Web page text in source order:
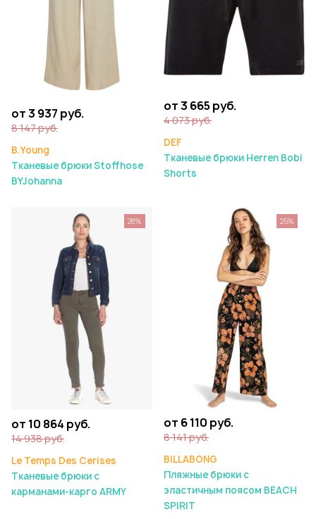
от 3 937 руб.
8 147 руб.
B.Young
Тканевые брюки Stoffhose
BYJohanna
от 3 665 руб.
4 073 руб.
DEF
Тканевые брюки Herren Bobi
Shorts
от 10 864 руб.
14 938 руб.
Le Temps Des Cerises
Тканевые брюки с
карманами-карго ARMY
28%
от 6 110 руб.
8 141 руб.
BILLABONG
Пляжные брюки с
эластичным поясом BEACH
SPIRIT
25%